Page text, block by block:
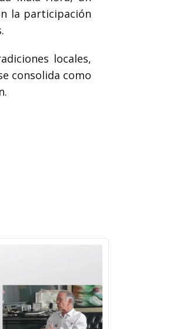
la participación
locales,
consolida como